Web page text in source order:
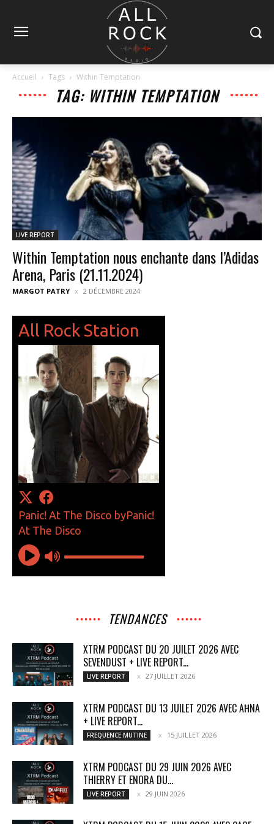
Accueil Tags Within Temptation
TAG: WITHIN TEMPTATION
LIVE REPORT
Within Temptation nous enchante dans l’Adidas
Arena, Paris (21.11.2024)
MARGOT PATRY 2 DÉCEMBRE 2024
TENDANCES
XTRM PODCAST DU 20 JUILET 2026 AVEC
SEVENDUST + LIVE REPORT...
LIVE REPORT 27 JUILLET 2026
XTRM PODCAST DU 13 JUILET 2026 AVEC AĦNA
+ LIVE REPORT...
FREQUENCE MUTINE 15 JUILLET 2026
XTRM PODCAST DU 29 JUIN 2026 AVEC
THIERRY ET ENORA DU...
LIVE REPORT 29 JUIN 2026